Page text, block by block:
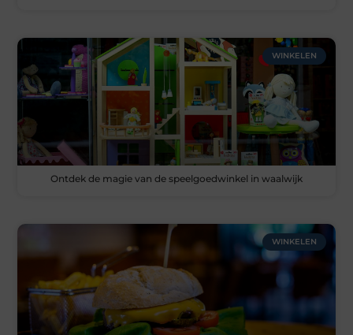
WINKELEN
Ontdek de magie van de speelgoedwinkel in waalwijk
WINKELEN